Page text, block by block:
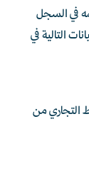
في السجل
التالية في
التجاري من